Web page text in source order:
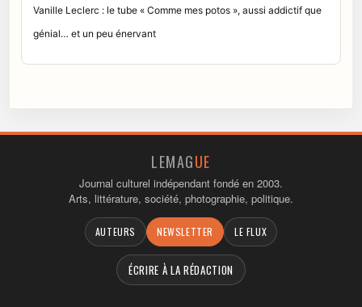
Vanille Leclerc : le tube « Comme mes potos », aussi addictif que
génial… et un peu énervant
LEMAGUE
Journal culturel indépendant fondé en 2003.
Arts, littérature, société, photographie, politique.
AUTEURS NEWSLETTER LE FLUX
ÉCRIRE À LA RÉDACTION